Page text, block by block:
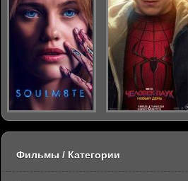
Фильмы / Категории